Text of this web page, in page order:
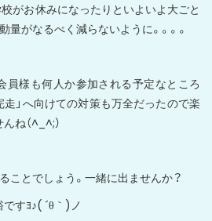
がお休みになったりといよいよ大ごと
量がなるべく減らないように。。。。
員様も何人か参加される予定なところ
走」へ向けての対策も万全だったので楽
ね（^_^;）
ことでしょう。一緒に出ませんか？
すﾖ♪( ´θ｀)ノ